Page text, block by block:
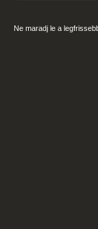
Ne maradj le a